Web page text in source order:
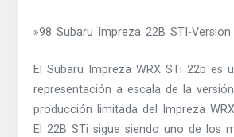
»98 Subaru Impreza 22B STI-Version
El Subaru Impreza WRX STi 22b es
representación a escala de la
producción limitada del Impreza
El 22B STi sigue siendo uno de los